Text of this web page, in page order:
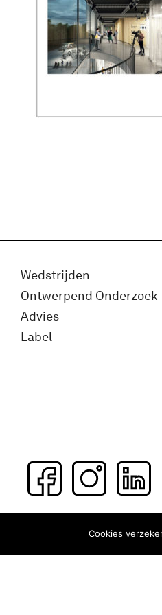
Wedstrijden
Ontwerpend Onderzoek
Advies
Label
Subscribe to our
Cookies